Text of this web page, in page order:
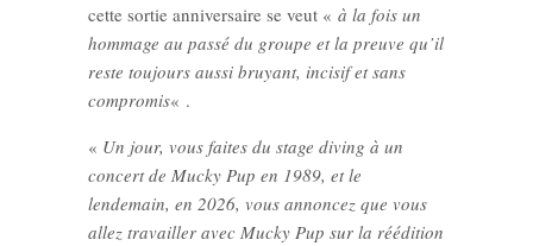
cette sortie anniversaire se veut « à la fois un
hommage au passé du groupe et la preuve qu’il
reste toujours aussi bruyant, incisif et sans
compromis« .
« Un jour, vous faites du stage diving à un
concert de Mucky Pup en 1989, et le
lendemain, en 2026, vous annoncez que vous
allez travailler avec Mucky Pup sur la réédition